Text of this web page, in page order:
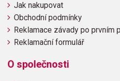
Jak nakupovat
Obchodní podmínky
Reklamace závady po prvním
Reklamační formulář
O společnosti